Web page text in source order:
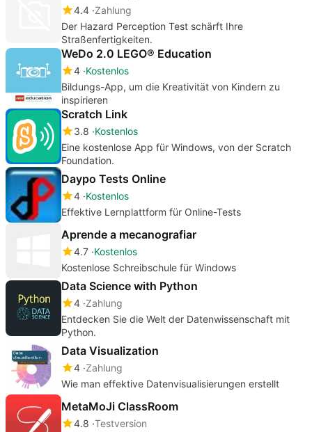
4.4 Zahlung
Der Hazard Perception Test schärft Ihre
Straßenfertigkeiten.
WeDo 2.0 LEGO® Education
4 Kostenlos
Bildungs-App, um die Kreativität von Kindern zu
inspirieren
Scratch Link
3.8 Kostenlos
Eine kostenlose App für Windows, von der Scratch
Foundation.
Daypo Tests Online
4 Kostenlos
Effektive Lernplattform für Online-Tests
Aprende a mecanografiar
4.7 Kostenlos
Kostenlose Schreibschule für Windows
Data Science with Python
4 Zahlung
Entdecken Sie die Welt der Datenwissenschaft mit
Python.
Data Visualization
4 Zahlung
Wie man effektive Datenvisualisierungen erstellt
MetaMoJi ClassRoom
4.8 Testversion